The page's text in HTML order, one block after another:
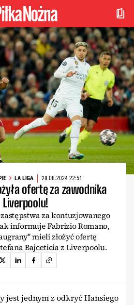
LA LIGA 28.08.2024 22:51
ofertę za zawodnika
Liverpoolu!
za kontuzjowanego
informuje Fabrizio Romano,
mieli złożyć ofertę
Bajceticia z Liverpoolu.
jest jednym z odkryć Hansiego